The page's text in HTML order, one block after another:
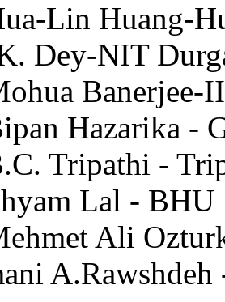
Lin Huang-
Dey-NIT
Banerjee-
Hazarika -
Tripathi -
Lal - BHU
Ali